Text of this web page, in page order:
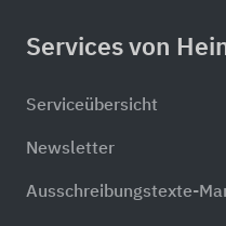
Services von
Serviceübersicht
Newsletter
Ausschreibungstexte-